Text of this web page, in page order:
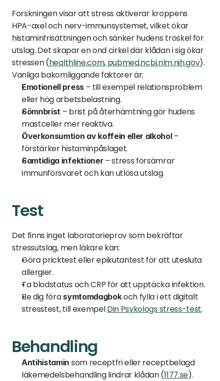
Forskningen visar att stress aktiverar kroppens
HPA-axel och nerv-immunsystemet, vilket ökar
histaminfrisättningen och sänker hudens tröskel för
utslag. Det skapar en ond cirkel där klådan i sig ökar
stressen (healthline.com, pubmed.ncbi.nlm.nih.gov).
Vanliga bakomliggande faktorer är:
Emotionell press – till exempel relationsproblem
eller hög arbetsbelastning.
Sömnbrist – brist på återhämtning gör hudens
mastceller mer reaktiva.
Överkonsumtion av koffein eller alkohol –
förstärker histaminpåslaget.
Samtidiga infektioner – stress försämrar
immunförsvaret och kan utlösa utslag.
Test
Det finns inget laboratorieprov som bekräftar
stressutslag, men läkare kan:
Göra pricktest eller epikutantest för att utesluta
allergier.
Ta blodstatus och CRP för att upptäcka infektion.
Be dig föra symtomdagbok och fylla i ett digitalt
stresstest, till exempel Din Psykologs stress-test.
Behandling
Antihistamin som receptfri eller receptbelagd
läkemedelsbehandling lindrar klådan (1177.se).